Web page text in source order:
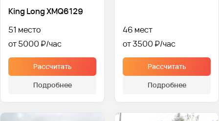
King Long XMQ6129
51 место
от 5000 ₽
Рассчитать
Подробнее
46 мест
от 3500 ₽
Рассчитать
Подробнее